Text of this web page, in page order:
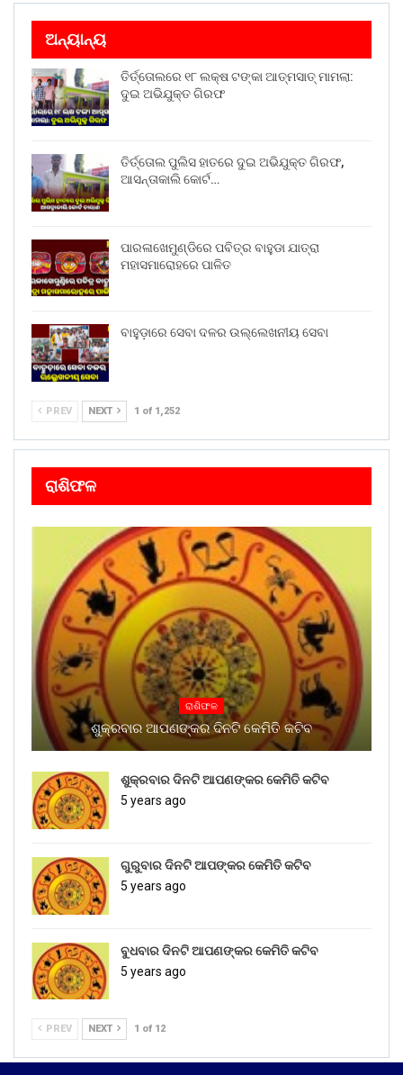
ଅନ୍ୟାନ୍ୟ
ତିର୍ତ୍ତୋଲରେ ୧୮ ଲକ୍ଷ ଟଙ୍କା ଆତ୍ମସାତ୍ ମାମଲା:
ଦୁଇ ଅଭିଯୁକ୍ତ ଗିରଫ
ତିର୍ତ୍ତୋଲ ପୁଲିସ ହାତରେ ଦୁଇ ଅଭିଯୁକ୍ତ ଗିରଫ,
ଆସନ୍ତାକାଲି କୋର୍ଟ…
ପାରଳାଖେମୁଣ୍ଡିରେ ପବିତ୍ର ବାହୁଡା ଯାତ୍ରା
ମହାସମାରୋହରେ ପାଳିତ
ବାହୁଡ଼ାରେ ସେବା ଦଳର ଉଲ୍ଲେଖନୀୟ ସେବା
PREV NEXT 1 of 1,252
ରାଶିଫଳ
ରାଶିଫଳ
ଶୁକ୍ରବାର ଆପଣଙ୍କର ଦିନଟି କେମିତି କଟିବ
ଶୁକ୍ରବାର ଦିନଟି ଆପଣଙ୍କର କେମିତି କଟିବ
5 years ago
ଗୁରୁବାର ଦିନଟି ଆପଙ୍କର କେମିତି କଟିବ
5 years ago
ବୁଧବାର ଦିନଟି ଆପଣଙ୍କର କେମିତି କଟିବ
5 years ago
PREV NEXT 1 of 12